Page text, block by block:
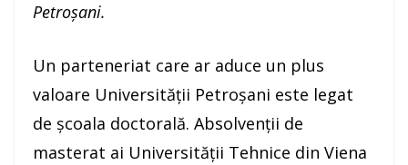
Petroșani.
Un parteneriat care ar aduce un plus
valoare Universității Petroșani este legat
de școala doctorală. Absolvenții de
masterat ai Universității Tehnice din Viena